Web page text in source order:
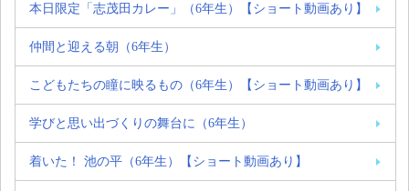
本日限定「志茂田カレー」（6年生）【ショート動画あり】
仲間と迎える朝（6年生）
こどもたちの瞳に映るもの（6年生）【ショート動画あり】
学びと思い出づくりの舞台に（6年生）
着いた！ 池の平（6年生）【ショート動画あり】